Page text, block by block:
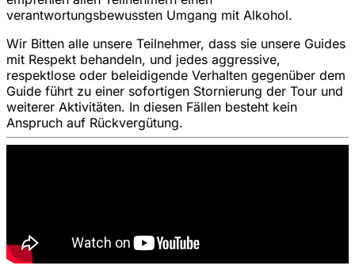
verantwortungsbewussten Umgang mit Alkohol.
Wir Bitten alle unsere Teilnehmer, dass sie unsere Guides
mit Respekt behandeln, und jedes aggressive,
respektlose oder beleidigende Verhalten gegenüber dem
Guide führt zu einer sofortigen Stornierung der Tour und
weiterer Aktivitäten. In diesen Fällen besteht kein
Anspruch auf Rückvergütung.